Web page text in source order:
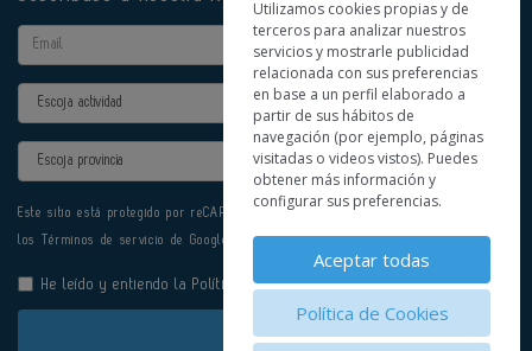
Email
Actividad
Provincia
Este sitio está protegido por reCAPTCHA y se aplican la
los Términos de servicio de Google.
He leído y entiendo la Política de Privacidad
Enviar
Utilizamos cookies propias y de
terceros para analizar nuestros
servicios y mostrarle publicidad
relacionada con sus preferencias
en base a un perfil elaborado a
partir de sus hábitos de
navegación (por ejemplo, páginas
visitadas o videos vistos). Puedes
obtener más información y
configurar sus preferencias.
Aceptar todas
Política de Cookies